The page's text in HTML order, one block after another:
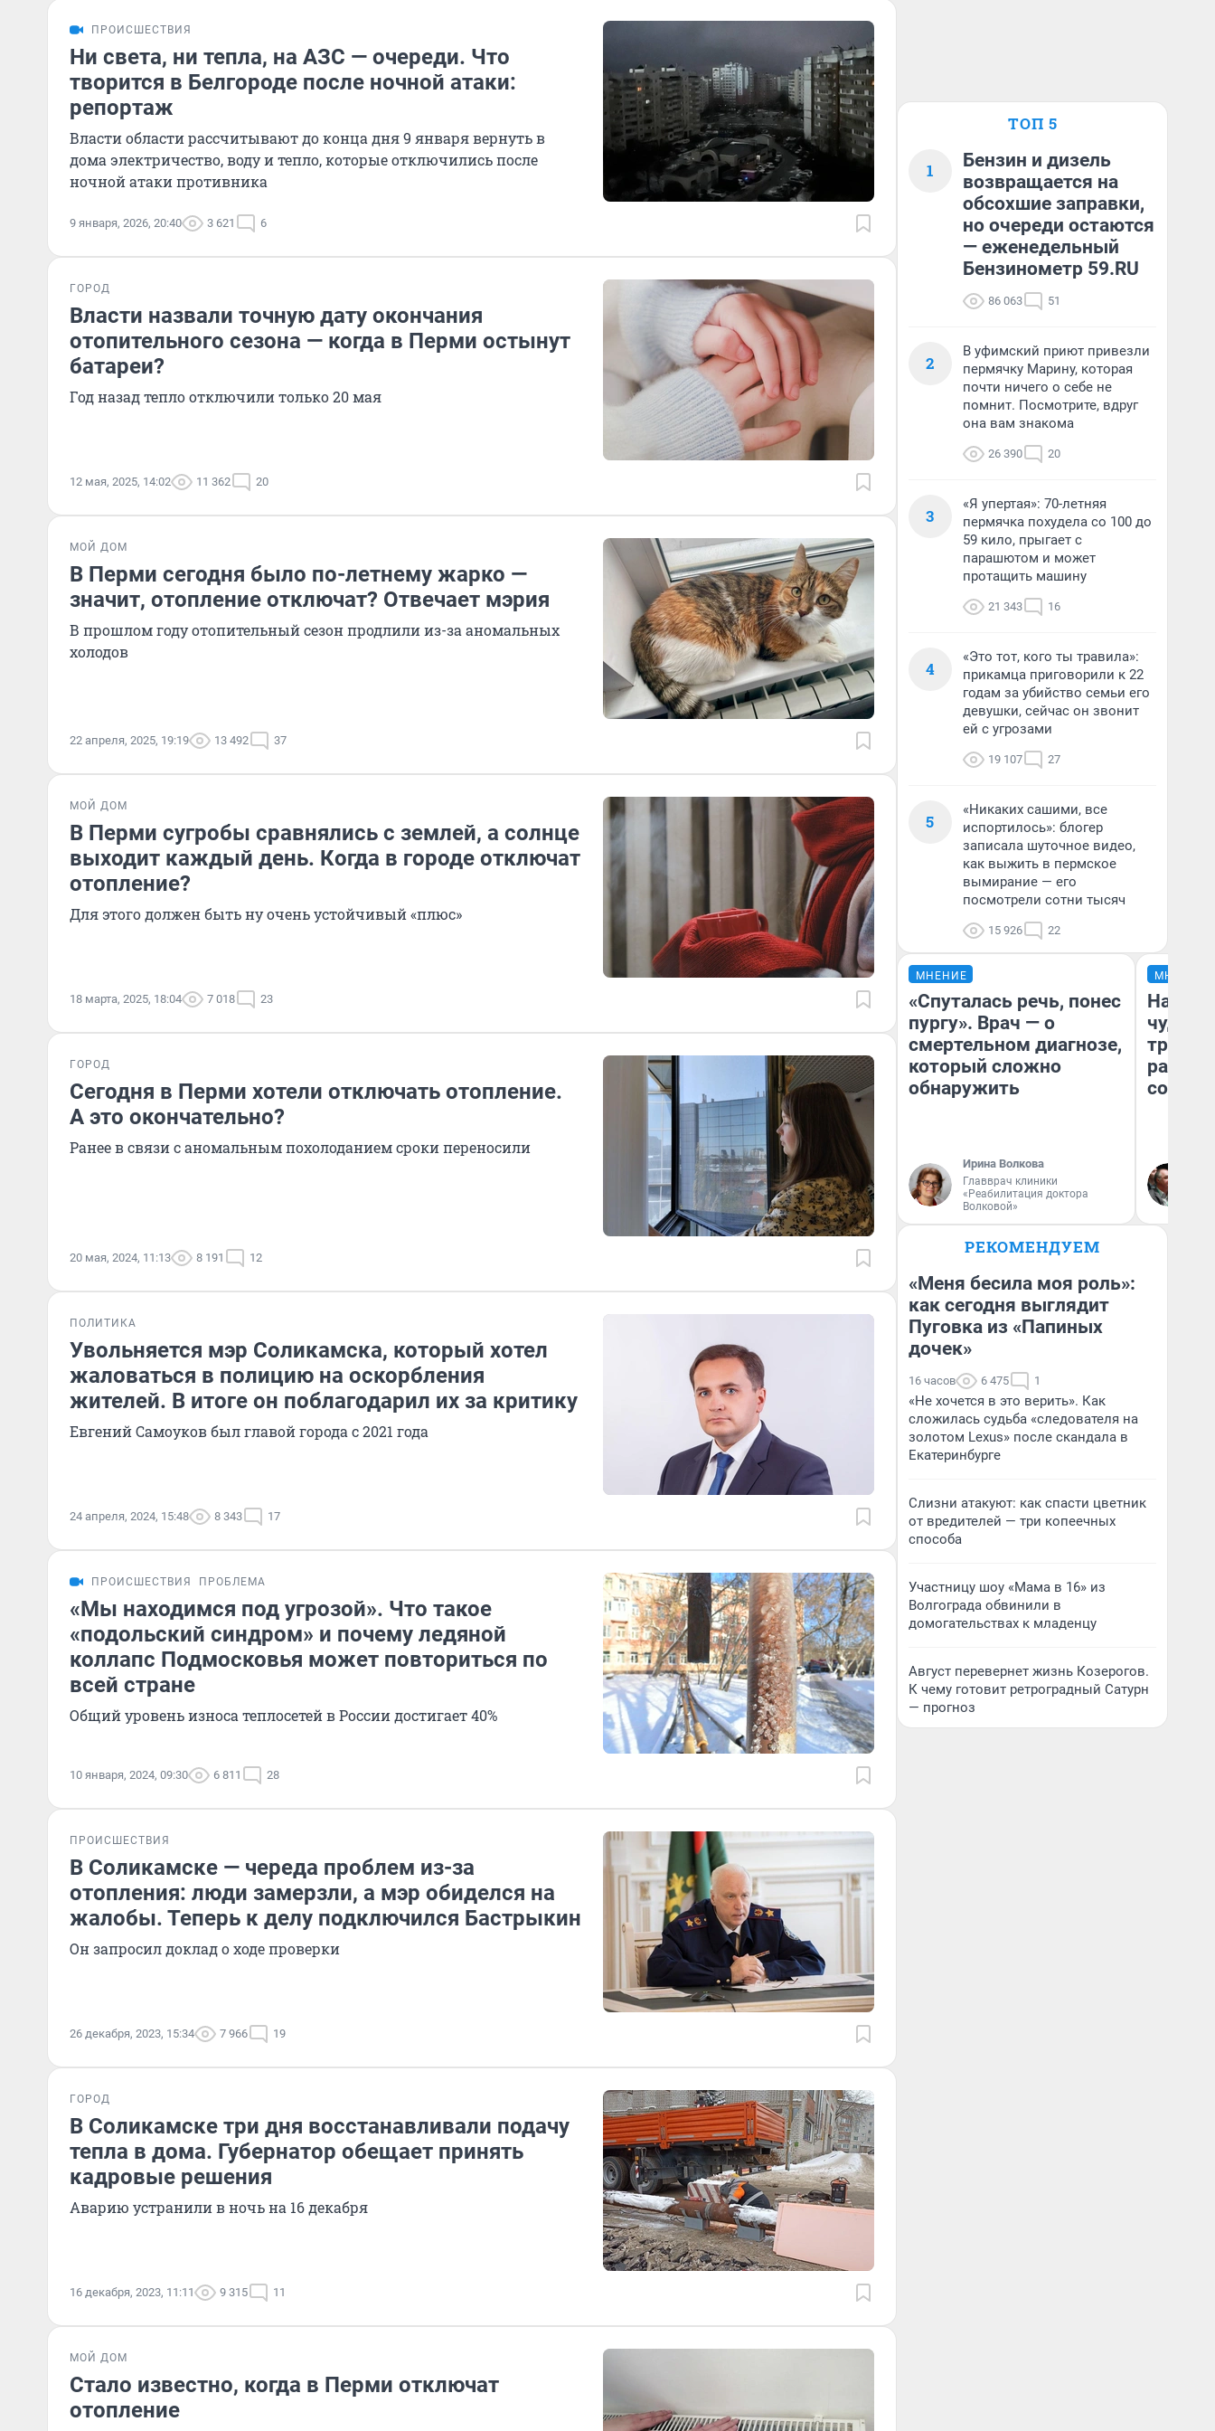
ПРОИСШЕСТВИЯ
Ни света, ни тепла, на АЗС — очереди. Что
творится в Белгороде после ночной атаки:
репортаж
Власти области рассчитывают до конца дня 9 января вернуть в
дома электричество, воду и тепло, которые отключились после
ночной атаки противника
9 января, 2026, 20:40 3 621 6
ГОРОД
Власти назвали точную дату окончания
отопительного сезона — когда в Перми остынут
батареи?
Год назад тепло отключили только 20 мая
12 мая, 2025, 14:02 11 362 20
МОЙ ДОМ
В Перми сегодня было по-летнему жарко —
значит, отопление отключат? Отвечает мэрия
В прошлом году отопительный сезон продлили из-за аномальных
холодов
22 апреля, 2025, 19:19 13 492 37
МОЙ ДОМ
В Перми сугробы сравнялись с землей, а солнце
выходит каждый день. Когда в городе отключат
отопление?
Для этого должен быть ну очень устойчивый «плюс»
18 марта, 2025, 18:04 7 018 23
ГОРОД
Сегодня в Перми хотели отключать отопление.
А это окончательно?
Ранее в связи с аномальным похолоданием сроки переносили
20 мая, 2024, 11:13 8 191 12
ПОЛИТИКА
Увольняется мэр Соликамска, который хотел
жаловаться в полицию на оскорбления
жителей. В итоге он поблагодарил их за критику
Евгений Самоуков был главой города с 2021 года
24 апреля, 2024, 15:48 8 343 17
ПРОИСШЕСТВИЯ ПРОБЛЕМА
«Мы находимся под угрозой». Что такое
«подольский синдром» и почему ледяной
коллапс Подмосковья может повториться по
всей стране
Общий уровень износа теплосетей в России достигает 40%
10 января, 2024, 09:30 6 811 28
ПРОИСШЕСТВИЯ
В Соликамске — череда проблем из-за
отопления: люди замерзли, а мэр обиделся на
жалобы. Теперь к делу подключился Бастрыкин
Он запросил доклад о ходе проверки
26 декабря, 2023, 15:34 7 966 19
ГОРОД
В Соликамске три дня восстанавливали подачу
тепла в дома. Губернатор обещает принять
кадровые решения
Аварию устранили в ночь на 16 декабря
16 декабря, 2023, 11:11 9 315 11
МОЙ ДОМ
Стало известно, когда в Перми отключат
отопление
ТОП 5
1
Бензин и дизель
возвращается на
обсохшие заправки,
но очереди остаются
— еженедельный
Бензинометр 59.RU
86 063 51
2
В уфимский приют привезли
пермячку Марину, которая
почти ничего о себе не
помнит. Посмотрите, вдруг
она вам знакома
26 390 20
3
«Я упертая»: 70-летняя
пермячка похудела со 100 до
59 кило, прыгает с
парашютом и может
протащить машину
21 343 16
4
«Это тот, кого ты травила»:
прикамца приговорили к 22
годам за убийство семьи его
девушки, сейчас он звонит
ей с угрозами
19 107 27
5
«Никаких сашими, все
испортилось»: блогер
записала шуточное видео,
как выжить в пермское
вымирание — его
посмотрели сотни тысяч
15 926 22
МНЕНИЕ
«Спуталась речь, понес
пургу». Врач — о
смертельном диагнозе,
который сложно
обнаружить
Ирина Волкова
Главврач клиники
«Реабилитация доктора
Волковой»
МНЕНИЕ
чудом
РЕКОМЕНДУЕМ
«Меня бесила моя роль»:
как сегодня выглядит
Пуговка из «Папиных
дочек»
16 часов 6 475 1
«Не хочется в это верить». Как
сложилась судьба «следователя на
золотом Lexus» после скандала в
Екатеринбурге
Слизни атакуют: как спасти цветник
от вредителей — три копеечных
способа
Участницу шоу «Мама в 16» из
Волгограда обвинили в
домогательствах к младенцу
Август перевернет жизнь Козерогов.
К чему готовит ретроградный Сатурн
— прогноз